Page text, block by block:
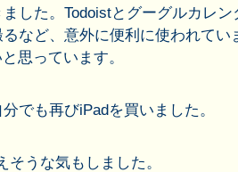
した。Todoistとグーグルカレン
など、意外に便利に使われてい
思っています。
でも再びiPadを買いました。
うな気もしました。